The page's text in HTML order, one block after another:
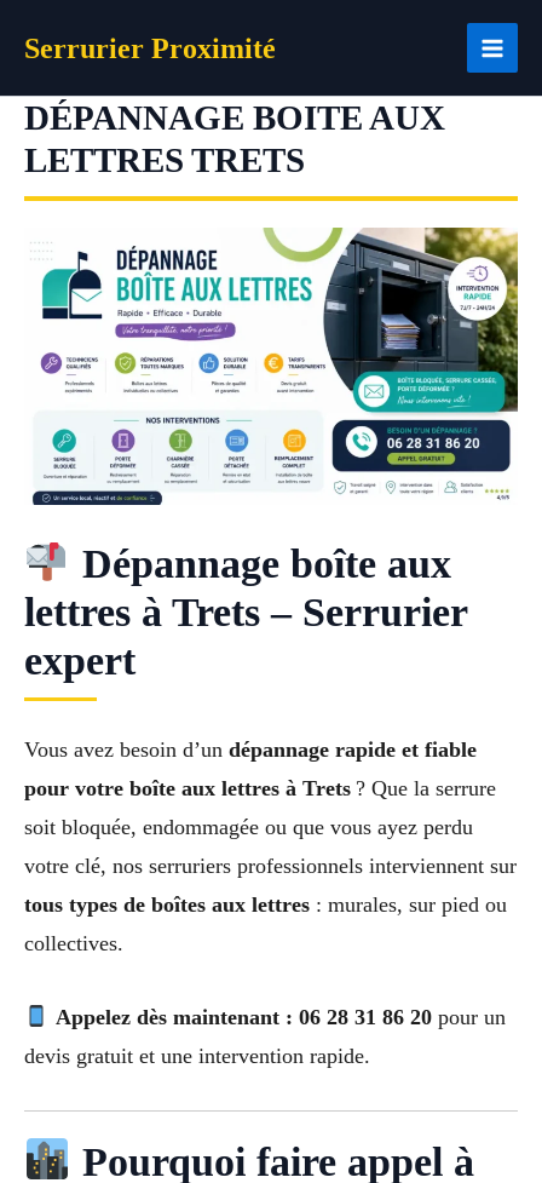
Serrurier Proximité
DÉPANNAGE BOITE AUX
LETTRES TRETS
Dépannage boîte aux
lettres à Trets – Serrurier
expert
Vous avez besoin d’un dépannage rapide et fiable
pour votre boîte aux lettres à Trets ? Que la serrure
soit bloquée, endommagée ou que vous ayez perdu
votre clé, nos serruriers professionnels interviennent sur
tous types de boîtes aux lettres : murales, sur pied ou
collectives.
Appelez dès maintenant : 06 28 31 86 20pour un
devis gratuit et une intervention rapide.
Pourquoi faire appel à